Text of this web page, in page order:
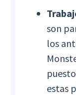
son
los
estas